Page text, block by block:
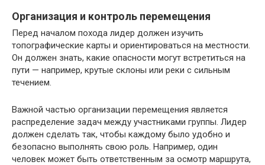
Организация и контроль перемещения
Перед началом похода лидер должен изучить
топографические карты и ориентироваться на местности.
Он должен знать, какие опасности могут встретиться на
пути — например, крутые склоны или реки с сильным
течением.
Важной частью организации перемещения является
распределение задач между участниками группы. Лидер
должен сделать так, чтобы каждому было удобно и
безопасно выполнять свою роль. Например, один
человек может быть ответственным за осмотр маршрута,